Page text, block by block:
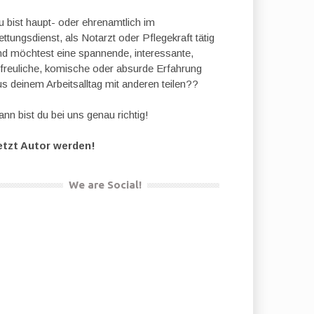
bist haupt- oder ehrenamtlich im
als Notarzt oder Pflegekraft tätig
möchtest eine spannende, interessante,
komische oder absurde Erfahrung
deinem Arbeitsalltag mit anderen teilen??
bist du bei uns genau richtig!
Autor werden!
We are Social!